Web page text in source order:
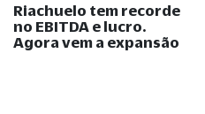
Riachuelo tem recorde
no EBITDA e lucro.
Agora vem a expansão